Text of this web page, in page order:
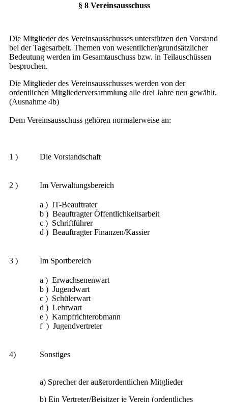
§ 8 Vereinsausschuss
Die Mitglieder des Vereinsausschusses unterstützen den Vorstand
bei der Tagesarbeit. Themen von wesentlicher/grundsätzlicher
Bedeutung werden im Gesamtauschuss bzw. in Teilauschüssen
besprochen.
Die Mitglieder des Vereinsausschusses werden von der
ordentlichen Mitgliederversammlung alle drei Jahre neu gewählt.
(Ausnahme 4b)
Dem Vereinsausschuss gehören normalerweise an:
1 ) Die Vorstandschaft
2 ) Im Verwaltungsbereich
a ) IT-Beauftrater
b ) Beauftragter Öffentlichkeitsarbeit
c ) Schriftführer
d ) Beauftragter Finanzen/Kassier
3 ) Im Sportbereich
a ) Erwachsenenwart
b ) Jugendwart
c ) Schülerwart
d ) Lehrwart
e ) Kampfrichterobmann
f ) Jugendvertreter
4) Sonstiges
a) Sprecher der außerordentlichen Mitglieder
b) Ein Vertreter/Beisitzer je Verein (ordentliches